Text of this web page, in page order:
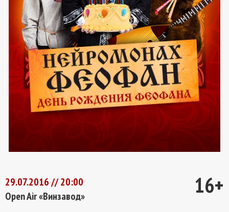
16+
29.07.2016 // 20:00
Open Air «Винзавод»